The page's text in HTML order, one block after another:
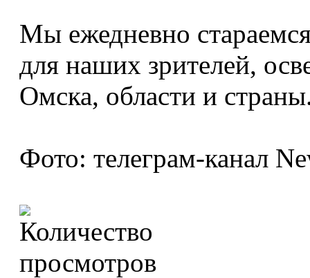
Мы ежедневно
для наших зрителей,
Омска, области и
Фото: телеграм-канал